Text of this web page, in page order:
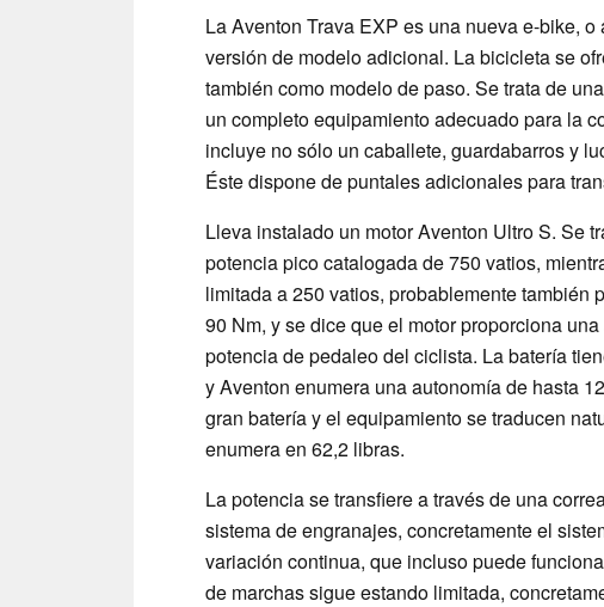
La Aventon Trava EXP es una nueva e-bike, o
versión de modelo adicional. La bicicleta se
también como modelo de paso. Se trata de
un completo equipamiento adecuado para la
incluye no sólo un caballete, guardabarros y
Éste dispone de puntales adicionales para
Lleva instalado un motor Aventon Ultro S. Se
potencia pico catalogada de 750 vatios,
limitada a 250 vatios, probablemente también
90 Nm, y se dice que el motor proporciona
potencia de pedaleo del ciclista. La batería
y Aventon enumera una autonomía de hasta
gran batería y el equipamiento se traducen
enumera en 62,2 libras.
La potencia se transfiere a través de una
sistema de engranajes, concretamente el
variación continua, que incluso puede
de marchas sigue estando limitada,